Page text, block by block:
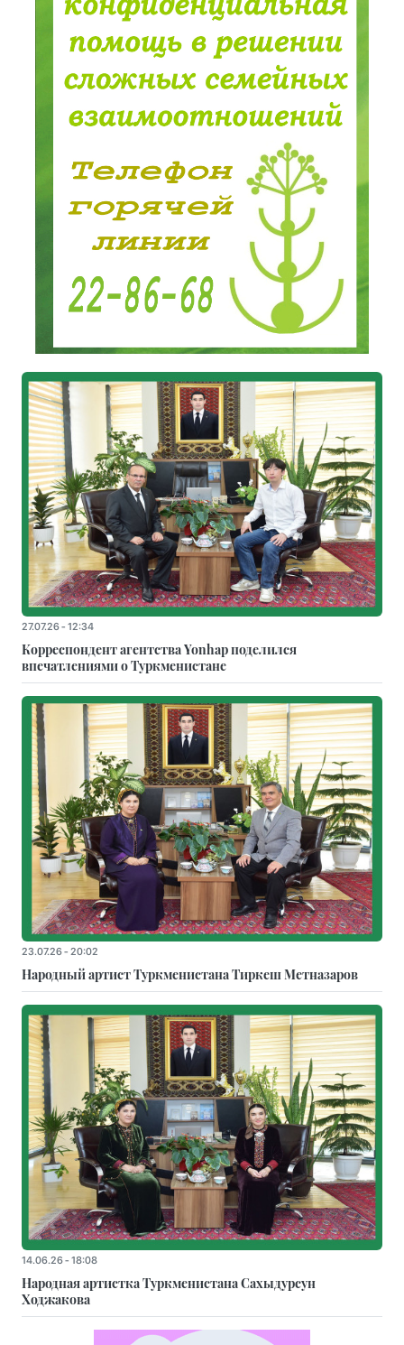
27.07.26 - 12:34
Корреспондент агентства Yonhap поделился
впечатлениями о Туркменистане
23.07.26 - 20:02
Народный артист Туркменистана Тиркеш Мeтназаров
14.06.26 - 18:08
Народная артистка Туркменистана Сахыдурсун
Ходжакова